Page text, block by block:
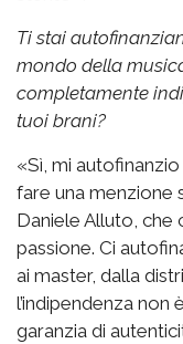
Ti stai
mondo della
completamente
tuoi brani?
«Sì, mi
fare una menzione
Daniele Alluto, che
passione. Ci
ai master, dalla
l’indipendenza
garanzia di